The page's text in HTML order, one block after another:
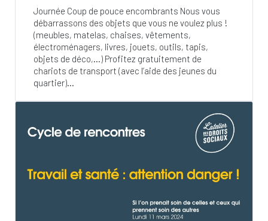
Journée Coup de pouce encombrants Nous vous
débarrassons des objets que vous ne voulez plus !
(meubles, matelas, chaises, vêtements,
électroménagers, livres, jouets, outils, tapis,
objets de déco,…) Profitez gratuitement de
chariots de transport (avec l’aide des jeunes du
quartier)...